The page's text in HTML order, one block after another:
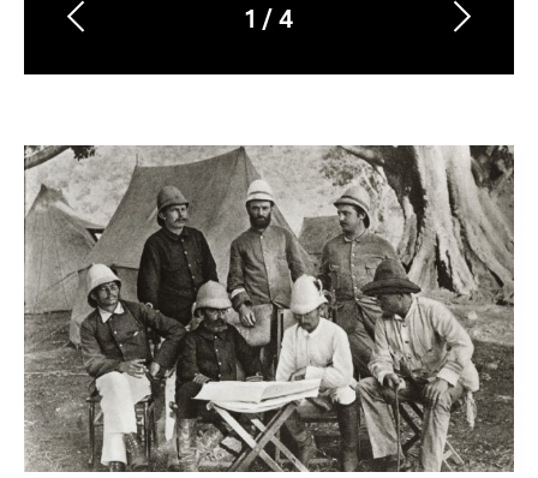
Karussellinhalt
1
von
/4
Vorherigen
Inhalt
Inhalt